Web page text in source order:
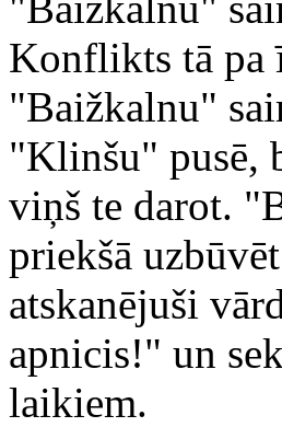
Konflikts tā pa
"Baižkalnu"
"Klinšu" pusē,
viņš te darot.
priekšā
atskanējuši
apnicis!" un
laikiem.